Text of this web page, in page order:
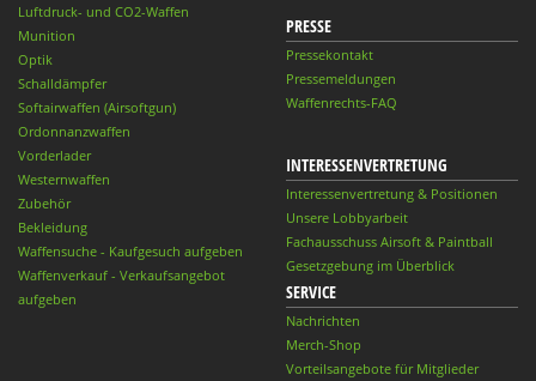
Luftdruck- und CO2-Waffen
Munition
Optik
Schalldämpfer
Softairwaffen (Airsoftgun)
Ordonnanzwaffen
Vorderlader
Westernwaffen
Zubehör
Bekleidung
Waffensuche - Kaufgesuch aufgeben
Waffenverkauf - Verkaufsangebot
aufgeben
PRESSE
Pressekontakt
Pressemeldungen
Waffenrechts-FAQ
INTERESSENVERTRETUNG
Interessenvertretung & Positionen
Unsere Lobbyarbeit
Fachausschuss Airsoft & Paintball
Gesetzgebung im Überblick
SERVICE
Nachrichten
Merch-Shop
Vorteilsangebote für Mitglieder